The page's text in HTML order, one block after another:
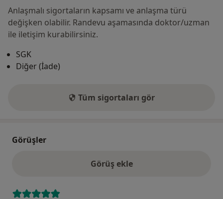
Anlaşmalı sigortaların kapsamı ve anlaşma türü
değişken olabilir. Randevu aşamasında doktor/uzman
ile iletişim kurabilirsiniz.
SGK
Diğer (İade)
Tüm sigortaları gör
Görüşler
Görüş ekle